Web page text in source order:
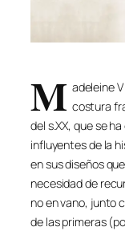
M adeleine
costura
del s.XX, que se
influyentes de la
en sus diseños
necesidad de
no en vano, junto
de las primeras